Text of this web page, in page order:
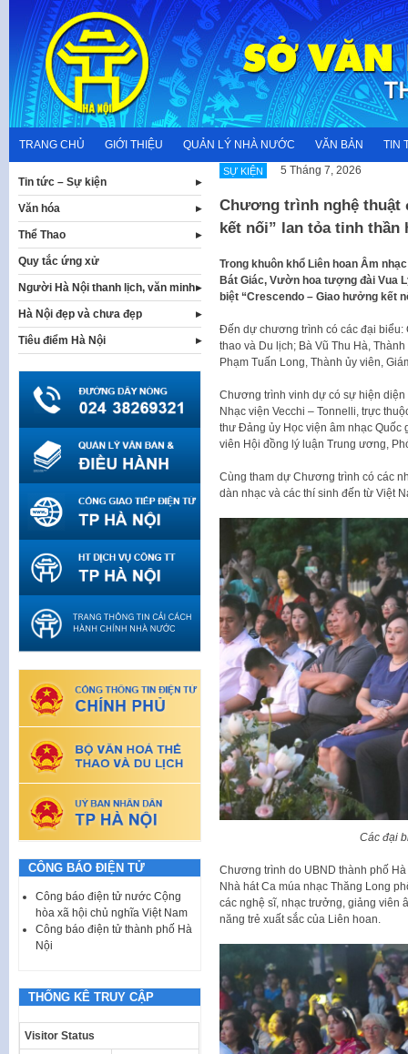
content
TRANG CHỦ GIỚI THIỆU QUẢN LÝ NHÀ NƯỚC VĂN BẢN TIN
SỰ KIỆN 5 Tháng 7, 2026
Chương trình nghệ thuật
kết nối” lan tỏa tinh
Trong khuôn khổ Liên hoan Âm
Bát Giác, Vườn hoa tượng đài Vua
biệt “Crescendo – Giao hưởng kết
Đến dự chương trình có các đại biểu:
thao và Du lịch; Bà Vũ Thu Hà,
Phạm Tuấn Long, Thành ủy viên,
Chương trình vinh dự có sự hiện
Nhạc viện Vecchi – Tonnelli, trực
thư Đảng ủy Học viện âm nhạc Quốc
viên Hội đồng lý luận Trung ương,
Cùng tham dự Chương trình có các
dàn nhạc và các thí sinh đến từ Việt
Các đại
Chương trình do UBND thành phố
Nhà hát Ca múa nhạc Thăng Long
các nghệ sĩ, nhạc trưởng, giảng viên
năng trẻ xuất sắc của Liên hoan.
Tin tức – Sự kiện
Văn hóa
Thể Thao
Quy tắc ứng xử
Người Hà Nội thanh lịch, văn minh
Hà Nội đẹp và chưa đẹp
Tiêu điểm Hà Nội
CÔNG BÁO ĐIỆN TỬ
Công báo điện tử nước Cộng
hòa xã hội chủ nghĩa Việt Nam
Công báo điện tử thành phố Hà
Nội
THỐNG KÊ TRUY CẬP
Visitor Status